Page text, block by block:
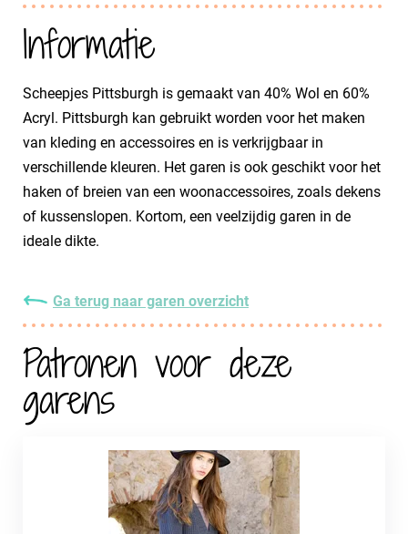
Informatie
Scheepjes Pittsburgh is gemaakt van 40% Wol en 60%
Acryl. Pittsburgh kan gebruikt worden voor het maken
van kleding en accessoires en is verkrijgbaar in
verschillende kleuren. Het garen is ook geschikt voor het
haken of breien van een woonaccessoires, zoals dekens
of kussenslopen. Kortom, een veelzijdig garen in de
ideale dikte.
Ga terug naar garen overzicht
Patronen voor deze
garens